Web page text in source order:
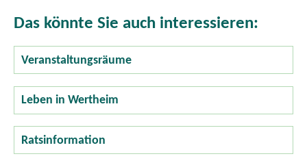
Das könnte Sie auch interessieren:
Veranstaltungsräume
Leben in Wertheim
Ratsinformation